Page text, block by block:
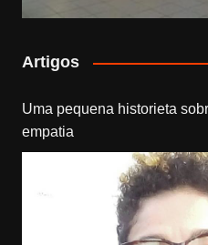
Artigos
Uma pequena historieta
empatia